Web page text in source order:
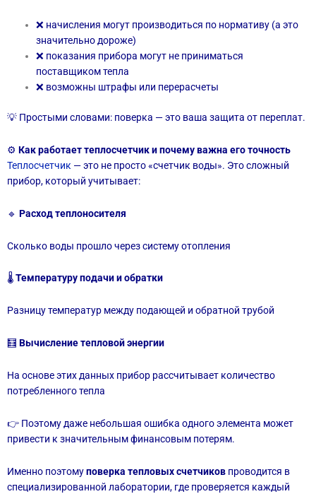
❌ начисления могут производиться по нормативу (а это
значительно дороже)
❌ показания прибора могут не приниматься
поставщиком тепла
❌ возможны штрафы или перерасчеты
💡 Простыми словами: поверка — это ваша защита от переплат.
⚙️ Как работает теплосчетчик и почему важна его точность
Теплосчетчик — это не просто «счетчик воды». Это сложный
прибор, который учитывает:
🔹 Расход теплоносителя
Сколько воды прошло через систему отопления
🌡Температуру подачи и обратки
Разницу температур между подающей и обратной трубой
🧮 Вычисление тепловой энергии
На основе этих данных прибор рассчитывает количество
потребленного тепла
👉 Поэтому даже небольшая ошибка одного элемента может
привести к значительным финансовым потерям.
Именно поэтомуповерка тепловых счетчиков проводится в
специализированной лаборатории, где проверяется каждый